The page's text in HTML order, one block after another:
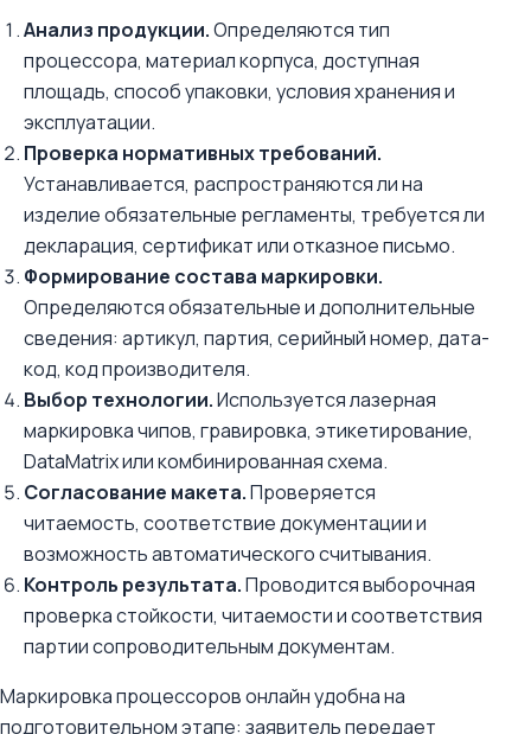
Анализ продукции.Определяются тип
процессора, материал корпуса, доступная
площадь, способ упаковки, условия хранения и
эксплуатации.
Проверка нормативных требований.
Устанавливается, распространяются ли на
изделие обязательные регламенты, требуется ли
декларация, сертификат или отказное письмо.
Формирование состава маркировки.
Определяются обязательные и дополнительные
сведения: артикул, партия, серийный номер, дата-
код, код производителя.
Выбор технологии.Используется лазерная
маркировка чипов, гравировка, этикетирование,
DataMatrix или комбинированная схема.
Согласование макета.Проверяется
читаемость, соответствие документации и
возможность автоматического считывания.
Контроль результата.Проводится выборочная
проверка стойкости, читаемости и соответствия
партии сопроводительным документам.
Маркировка процессоров онлайн удобна на
подготовительном этапе: заявитель передает